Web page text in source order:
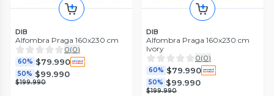
DIB
Alfombra Praga 160x230 cm
0(0)
60% $79.990
50% $99.990
$199.990
DIB
Alfombra Praga 160x230 cm
Ivory
0(0)
60% $79.990
50% $99.990
$199.990